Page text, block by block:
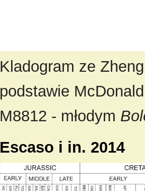
Kladogram ze
podstawie
M8812 - młodym
Escaso i in. 2014